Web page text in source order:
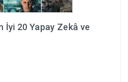
İyi 20 Yapay Zekâ ve